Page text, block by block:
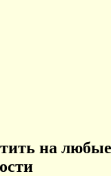
на